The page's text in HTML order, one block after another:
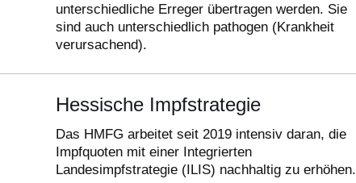
unterschiedliche Erreger übertragen werden. Sie
sind auch unterschiedlich pathogen (Krankheit
verursachend).
Hessische Impfstrategie
Das HMFG arbeitet seit 2019 intensiv daran, die
Impfquoten mit einer Integrierten
Landesimpfstrategie (ILIS) nachhaltig zu erhöhen.